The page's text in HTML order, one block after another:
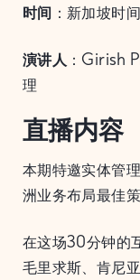
时间 ：新加坡时
演讲人 ：Girish
理
直播内容
本期特邀实体管
洲业务布局最佳策
在这场30分钟的
毛里求斯、肯尼